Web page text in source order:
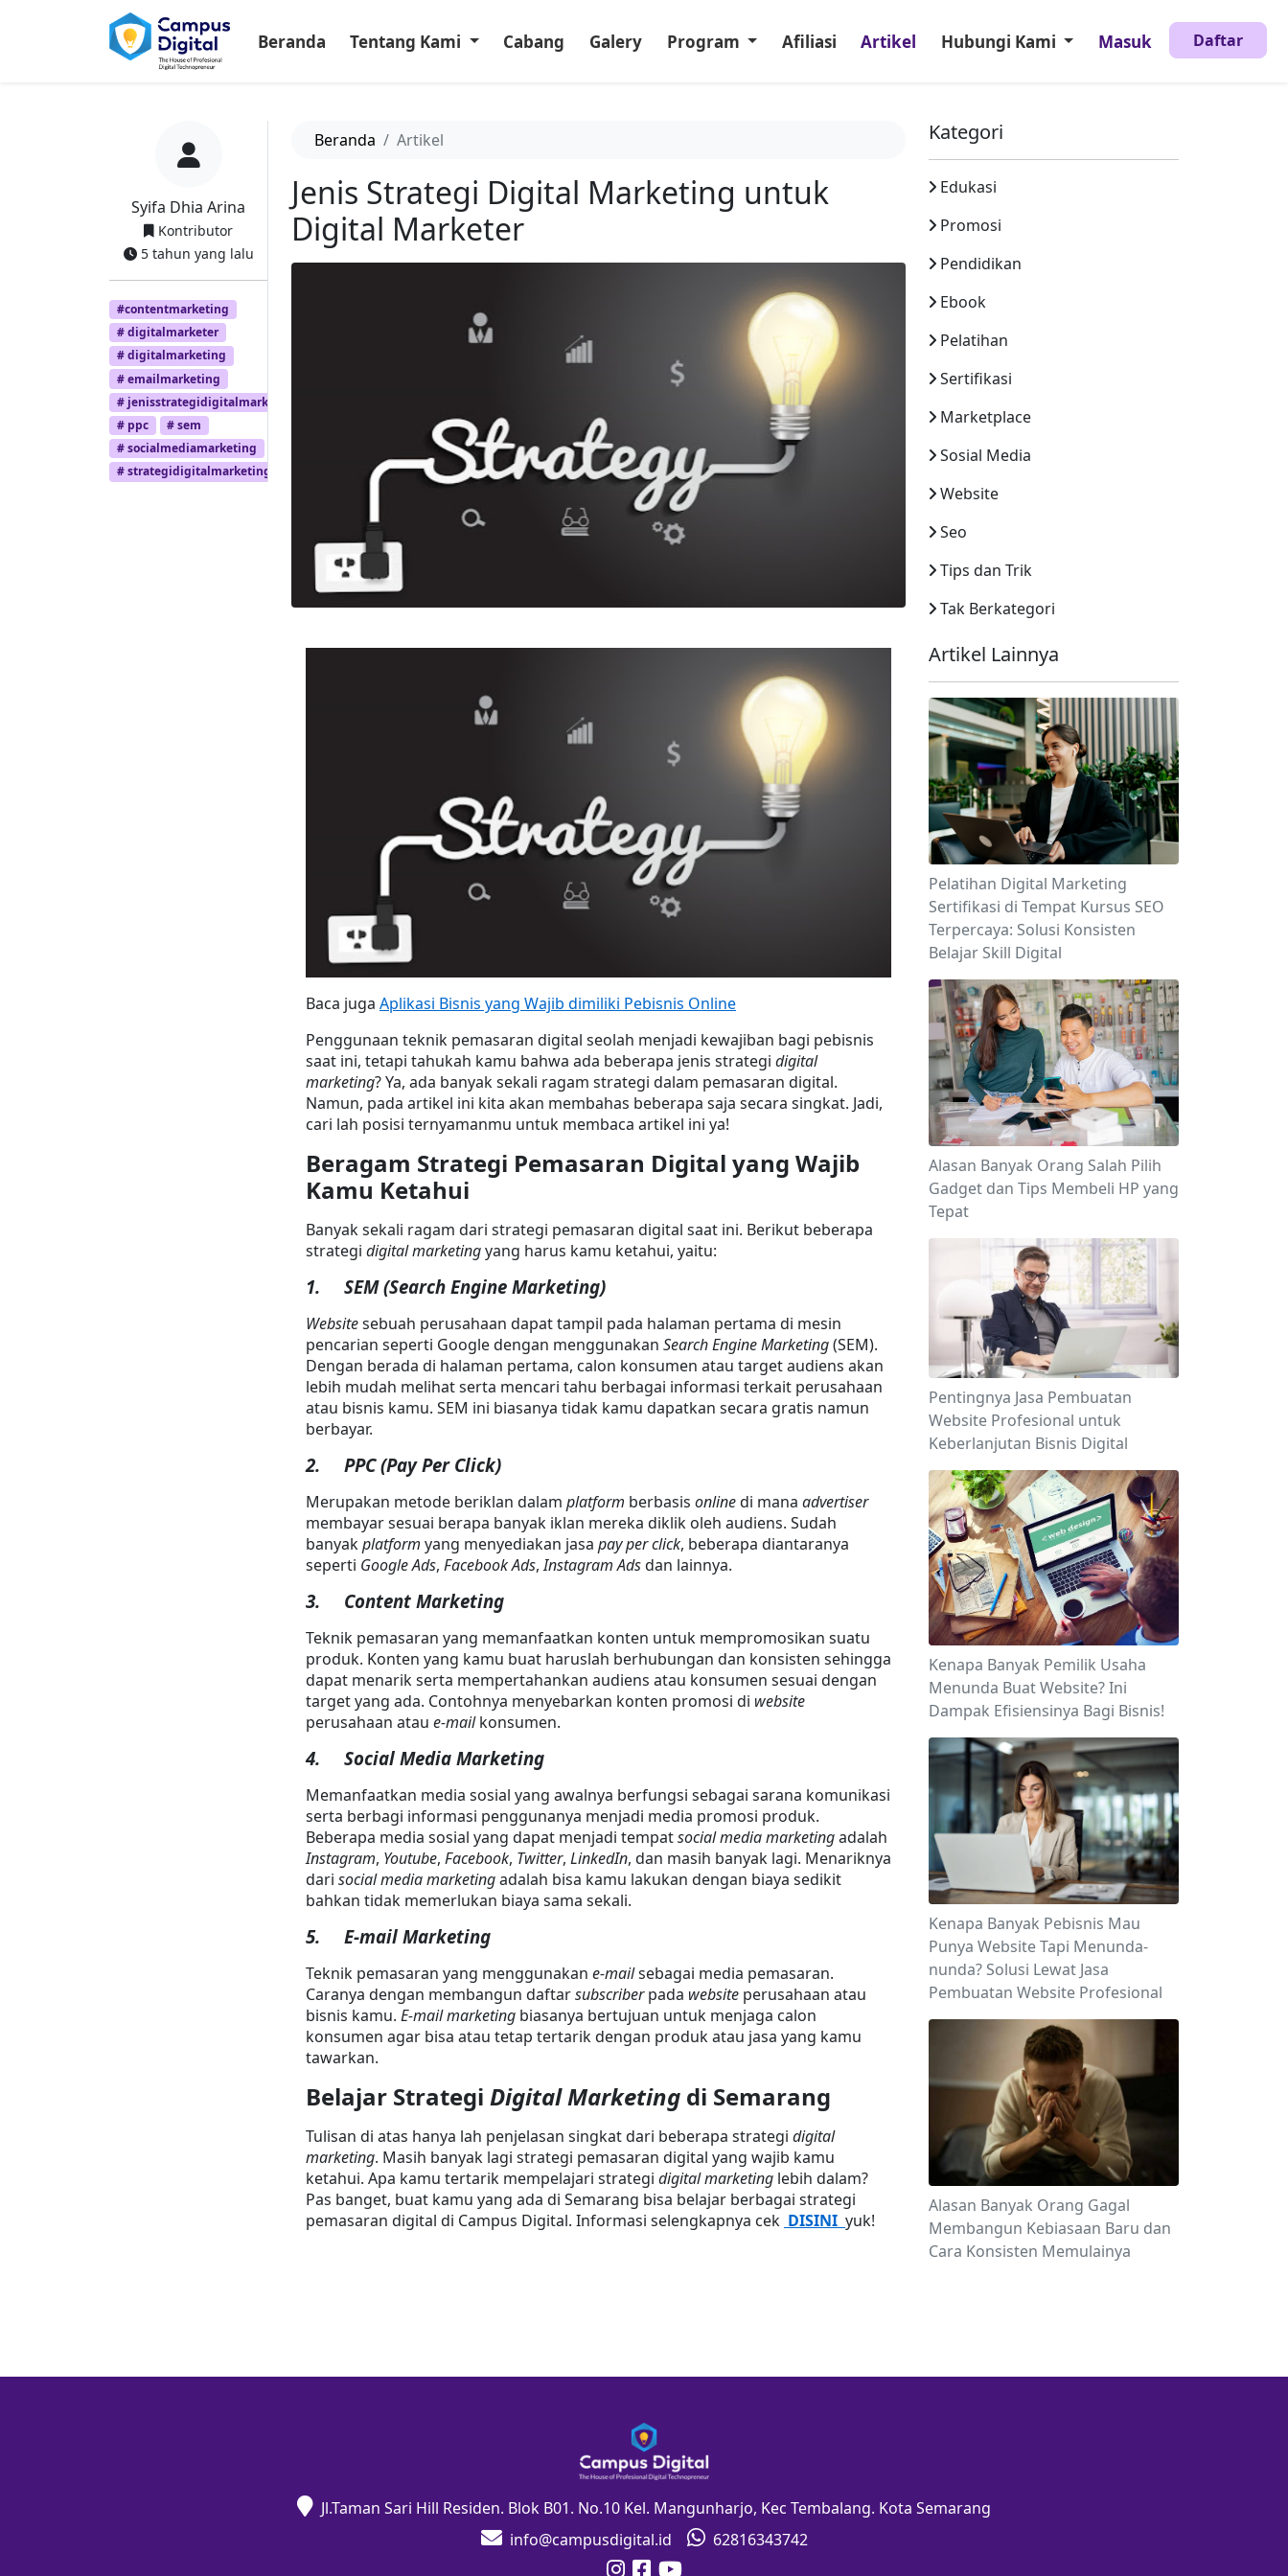
Beranda Tentang Kami Cabang Galery Program Afiliasi Artikel Hubungi Kami Masuk Daftar
Syifa Dhia Arina
Kontributor
5 tahun yang lalu
#contentmarketing
# digitalmarketer
# digitalmarketing
# emailmarketing
# jenisstrategidigitalmarketing
# ppc
# sem
# socialmediamarketing
# strategidigitalmarketing
Beranda Artikel
Jenis Strategi Digital Marketing untuk
Digital Marketer
Baca juga Aplikasi Bisnis yang Wajib dimiliki Pebisnis Online
Penggunaan teknik pemasaran digital seolah menjadi kewajiban bagi pebisnis
saat ini, tetapi tahukah kamu bahwa ada beberapa jenis strategi digital
marketing? Ya, ada banyak sekali ragam strategi dalam pemasaran digital.
Namun, pada artikel ini kita akan membahas beberapa saja secara singkat. Jadi,
cari lah posisi ternyamanmu untuk membaca artikel ini ya!
Beragam Strategi Pemasaran Digital yang Wajib
Kamu Ketahui
Banyak sekali ragam dari strategi pemasaran digital saat ini. Berikut beberapa
strategi digital marketing yang harus kamu ketahui, yaitu:
1.     SEM (Search Engine Marketing)
Website sebuah perusahaan dapat tampil pada halaman pertama di mesin
pencarian seperti Google dengan menggunakan Search Engine Marketing (SEM).
Dengan berada di halaman pertama, calon konsumen atau target audiens akan
lebih mudah melihat serta mencari tahu berbagai informasi terkait perusahaan
atau bisnis kamu. SEM ini biasanya tidak kamu dapatkan secara gratis namun
berbayar.
2.     PPC (Pay Per Click)
Merupakan metode beriklan dalam platform berbasis online di mana advertiser
membayar sesuai berapa banyak iklan mereka diklik oleh audiens. Sudah
banyak platform yang menyediakan jasa pay per click, beberapa diantaranya
seperti Google Ads, Facebook Ads, Instagram Ads dan lainnya.
3.     Content Marketing
Teknik pemasaran yang memanfaatkan konten untuk mempromosikan suatu
produk. Konten yang kamu buat haruslah berhubungan dan konsisten sehingga
dapat menarik serta mempertahankan audiens atau konsumen sesuai dengan
target yang ada. Contohnya menyebarkan konten promosi di website
perusahaan atau e-mail konsumen.
4.     Social Media Marketing
Memanfaatkan media sosial yang awalnya berfungsi sebagai sarana komunikasi
serta berbagi informasi penggunanya menjadi media promosi produk.
Beberapa media sosial yang dapat menjadi tempat social media marketing
Instagram, Youtube, Facebook, Twitter, LinkedIn, dan masih banyak lagi. Menariknya
dari social media marketing adalah bisa kamu lakukan dengan biaya sedikit
bahkan tidak memerlukan biaya sama sekali.
5.     E-mail Marketing
Teknik pemasaran yang menggunakan e-mail sebagai media pemasaran.
Caranya dengan membangun daftar subscriber pada website perusahaan atau
bisnis kamu. E-mail marketing biasanya bertujuan untuk menjaga calon
konsumen agar bisa atau tetap tertarik dengan produk atau jasa yang kamu
tawarkan.
Belajar Strategi Digital Marketing di Semarang
Tulisan di atas hanya lah penjelasan singkat dari beberapa strategi digital
marketing. Masih banyak lagi strategi pemasaran digital yang wajib kamu
ketahui. Apa kamu tertarik mempelajari strategi digital marketing lebih dalam?
Pas banget, buat kamu yang ada di Semarang bisa belajar berbagai strategi
pemasaran digital di Campus Digital. Informasi selengkapnya cek DISINI yuk!
Kategori
Edukasi
Promosi
Pendidikan
Ebook
Pelatihan
Sertifikasi
Marketplace
Sosial Media
Website
Seo
Tips dan Trik
Tak Berkategori
Artikel Lainnya
Pelatihan Digital Marketing
Sertifikasi di Tempat Kursus SEO
Terpercaya: Solusi Konsisten
Belajar Skill Digital
Alasan Banyak Orang Salah Pilih
Gadget dan Tips Membeli HP yang
Tepat
Pentingnya Jasa Pembuatan
Website Profesional untuk
Keberlanjutan Bisnis Digital
Kenapa Banyak Pemilik Usaha
Menunda Buat Website? Ini
Dampak Efisiensinya Bagi Bisnis!
Kenapa Banyak Pebisnis Mau
Punya Website Tapi Menunda-
nunda? Solusi Lewat Jasa
Pembuatan Website Profesional
Alasan Banyak Orang Gagal
Membangun Kebiasaan Baru dan
Cara Konsisten Memulainya
Jl.Taman Sari Hill Residen. Blok B01. No.10 Kel. Mangunharjo, Kec Tembalang. Kota Semarang
info@campusdigital.id
62816343742